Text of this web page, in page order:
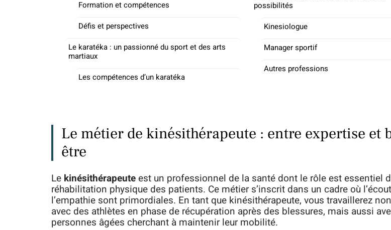
Formation et compétences
Défis et perspectives
Le karatéka : un passionné du sport et des arts
martiaux
Les compétences d’un karatéka
possibilités
Kinesiologue
Manager sportif
Autres professions
Le métier de kinésithérapeute : entre expertise et
être
Le kinésithérapeuteest un professionnel de la santé dont le rôle est essentiel
réhabilitation physique des patients. Ce métier s’inscrit dans un cadre où
l’empathie sont primordiales. En tant que kinésithérapeute, vous travaillerez
avec des athlètes en phase de récupération après des blessures, mais aussi
personnes âgées cherchant à maintenir leur mobilité.